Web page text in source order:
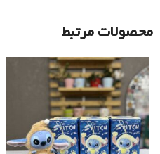
محصولات مرتبط